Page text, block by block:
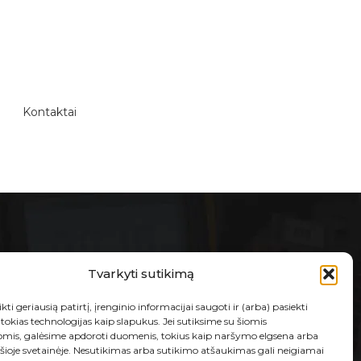
Tvarkyti sutikimą
geriausią patirtį, įrenginio informacijai saugoti ir (arba) pasiekti
technologijas kaip slapukus. Jei sutiksime su šiomis
galėsime apdoroti duomenis, tokius kaip naršymo elgsena arba
svetainėje. Nesutikimas arba sutikimo atšaukimas gali neigiamai
Kontaktai
E-PARDUOTUVĖ
Taisyklės ir sąlygos
Prekių grąžinimas ir garantija
Privatumo politika